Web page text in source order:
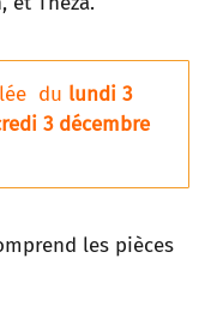
du lundi 3
3 décembre
les pièces